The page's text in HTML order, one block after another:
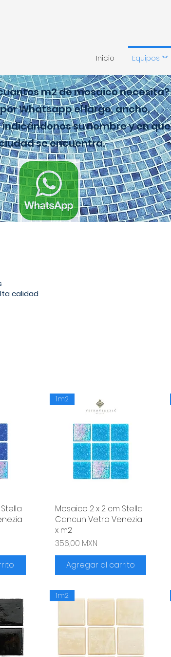
Inicio Equipos ︾
m2 de mosaico necesita?
Whatsapp el largo, ancho,
su nombre y en que
se encuentra.
calidad
Vista rápida
1m2
Mosaico 2 x 2 cm Stella
Cancun Vetro Venezia
x m2
Precio
356,00 MXN
Agregar al carrito
1m2